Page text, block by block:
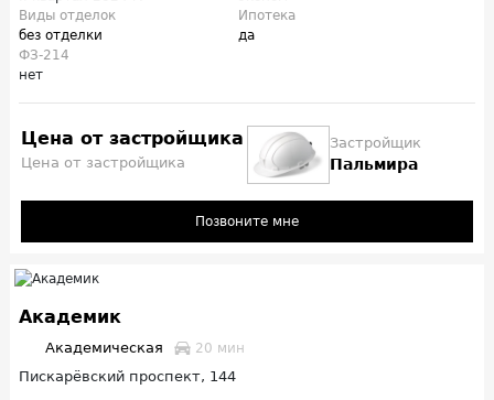
Виды отделок
без отделки
Ипотека
да
ФЗ-214
нет
Цена от застройщика
Цена от застройщика
Застройщик
Пальмира
Позвоните мне
Академик
Академическая 20 мин
Пискарёвский проспект, 144